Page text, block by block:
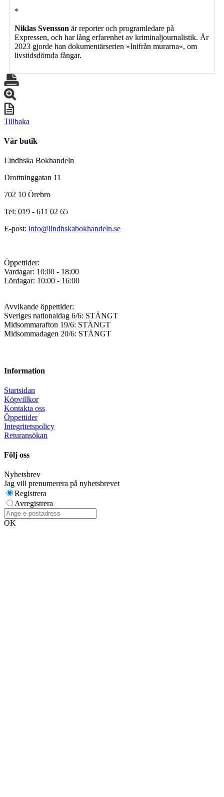
*
Niklas Svensson är reporter och programledare på
Expressen, och har lång erfarenhet av kriminaljournalistik. År
2023 gjorde han dokumentärserien »Inifrån murarna«, om
livstidsdömda fångar.
Tillbaka
Vår butik
Lindhska Bokhandeln
Drottninggatan 11
702 10 Örebro
Tel: 019 - 611 02 65
E-post: info@lindhskabokhandeln.se
Öppettider:
Vardagar: 10:00 - 18:00
Lördagar: 10:00 - 16:00
Avvikande öppettider:
Sveriges nationaldag 6/6: STÄNGT
Midsommarafton 19/6: STÄNGT
Midsommadagen 20/6: STÄNGT
Information
Startsidan
Köpvillkor
Kontakta oss
Öppettider
Integritetspolicy
Returansökan
Följ oss
Nyhetsbrev
Jag vill prenumerera på nyhetsbrevet
Registrera
Avregistrera
OK